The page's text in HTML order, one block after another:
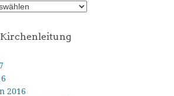
Kirchenleitung
2016